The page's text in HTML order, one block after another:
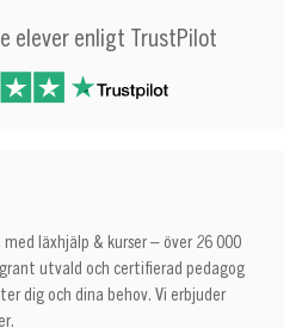
elever enligt TrustPilot
läxhjälp & kurser – över 26 000
utvald och certifierad pedagog
dig och dina behov. Vi erbjuder